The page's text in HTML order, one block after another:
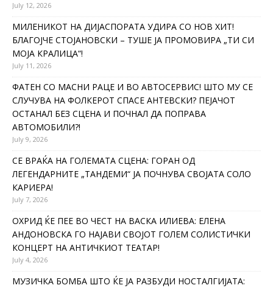
July 12, 2026
МИЛЕНИКОТ НА ДИЈАСПОРАТА УДИРА СО НОВ ХИТ!
БЛАГОЈЧЕ СТОЈАНОВСКИ – ТУШЕ ЈА ПРОМОВИРА „ТИ СИ
МОЈА КРАЛИЦА“!
July 11, 2026
ФАТЕН СО МАСНИ РАЦЕ И ВО АВТОСЕРВИС! ШТО МУ СЕ
СЛУЧУВА НА ФОЛКЕРОТ СПАСЕ АНТЕВСКИ? ПЕЈАЧОТ
ОСТАНАЛ БЕЗ СЦЕНА И ПОЧНАЛ ДА ПОПРАВА
АВТОМОБИЛИ?!
July 9, 2026
СЕ ВРАЌА НА ГОЛЕМАТА СЦЕНА: ГОРАН ОД
ЛЕГЕНДАРНИТЕ „ТАНДЕМИ“ ЈА ПОЧНУВА СВОЈАТА СОЛО
КАРИЕРА!
July 7, 2026
ОХРИД ЌЕ ПЕЕ ВО ЧЕСТ НА ВАСКА ИЛИЕВА: ЕЛЕНА
АНДОНОВСКА ГО НАЈАВИ СВОЈОТ ГОЛЕМ СОЛИСТИЧКИ
КОНЦЕРТ НА АНТИЧКИОТ ТЕАТАР!
July 4, 2026
МУЗИЧКА БОМБА ШТО ЌЕ ЈА РАЗБУДИ НОСТАЛГИЈАТА: